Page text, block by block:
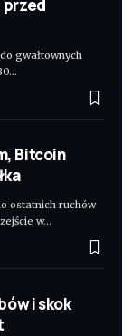
przed
gwałtownych
…
Bitcoin
ostatnich ruchów
w…
i skok